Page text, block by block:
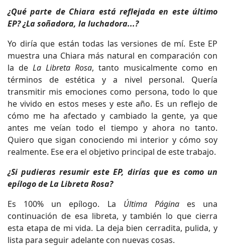
¿Qué parte de Chiara está reflejada en este último
EP? ¿La soñadora, la luchadora...?
Yo diría que están todas las versiones de mí. Este EP
muestra una Chiara más natural en comparación con
la de La Libreta Rosa, tanto musicalmente como en
términos de estética y a nivel personal. Quería
transmitir mis emociones como persona, todo lo que
he vivido en estos meses y este año. Es un reflejo de
cómo me ha afectado y cambiado la gente, ya que
antes me veían todo el tiempo y ahora no tanto.
Quiero que sigan conociendo mi interior y cómo soy
realmente. Ese era el objetivo principal de este trabajo.
¿Si pudieras resumir este EP, dirías que es como un
epílogo de La Libreta Rosa?
Es 100% un epílogo. La Última Páginaes una
continuación de esa libreta, y también lo que cierra
esta etapa de mi vida. La deja bien cerradita, pulida, y
lista para seguir adelante con nuevas cosas.